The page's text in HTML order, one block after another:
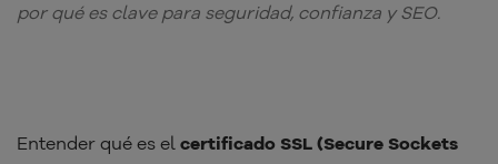
por qué es clave para seguridad, confianza y SEO.
Entender qué es el certificado SSL (Secure Sockets